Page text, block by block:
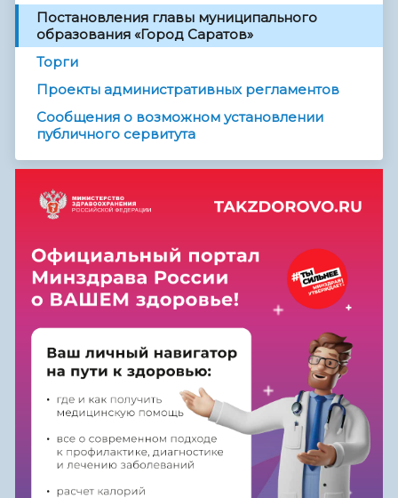
Постановления главы муниципального
образования «Город Саратов»
Торги
Проекты административных регламентов
Сообщения о возможном установлении
публичного сервитута